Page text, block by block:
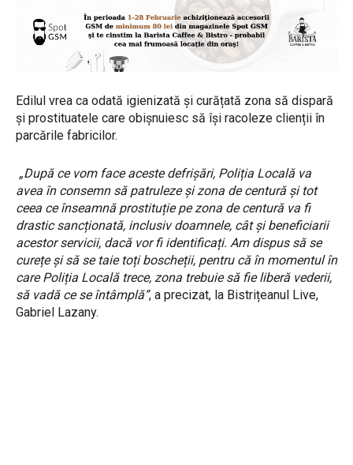
Edilul vrea ca odată igienizată și curățată zona să dispară
și prostituatele care obișnuiesc să își racoleze clienții în
parcările fabricilor.
„După ce vom face aceste defrișări, Poliția Locală va
avea în consemn să patruleze și zona de centură și tot
ceea ce înseamnă prostituție pe zona de centură va fi
drastic sancționată, inclusiv doamnele, cât și beneficiarii
acestor servicii, dacă vor fi identificați. Am dispus să se
curețe și să se taie toți boscheții, pentru că în momentul în
care Poliția Locală trece, zona trebuie să fie liberă vederii,
să vadă ce se întâmplă”, a precizat, la Bistrițeanul Live,
Gabriel Lazany.